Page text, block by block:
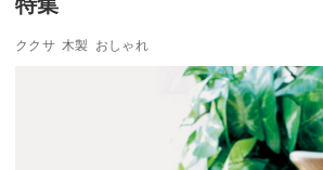
ククサ 木製 おしゃれ